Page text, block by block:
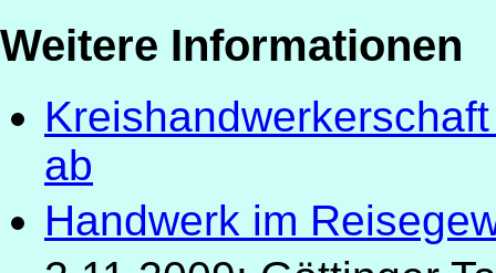
Weitere Informationen
ab
Handwerk im